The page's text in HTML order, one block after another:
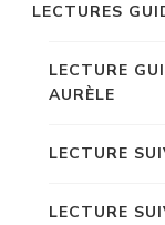
LECTURES
LECTURE
AURÈLE
LECTURE
LECTURE